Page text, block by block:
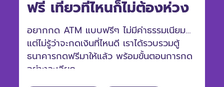
ฟรี เที่ยวที่ไหนก็ไม่ต้องห่วง
อยากกด ATM แบบฟรีๆ ไม่มีค่าธรรมเนียม
แต่ไม่รู้ว่าจะกดเงินที่ไหนดี เราได้รวบรวมตู้
ธนาคารกดฟรีมาให้แล้ว พร้อมขั้นตอนการกด
อย่างละเอียด